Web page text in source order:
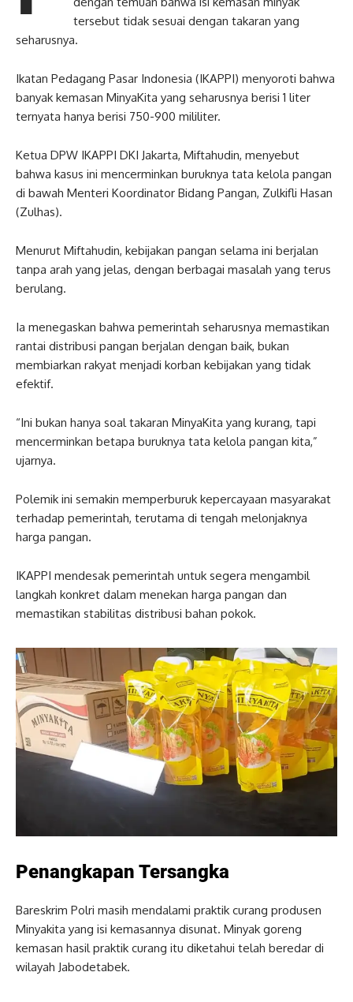
tersebut tidak sesuai dengan takaran yang
seharusnya.
Ikatan Pedagang Pasar Indonesia (IKAPPI) menyoroti bahwa
banyak kemasan MinyaKita yang seharusnya berisi 1 liter
ternyata hanya berisi 750-900 mililiter.
Ketua DPW IKAPPI DKI Jakarta, Miftahudin, menyebut
bahwa kasus ini mencerminkan buruknya tata kelola pangan
di bawah Menteri Koordinator Bidang Pangan, Zulkifli Hasan
(Zulhas).
Menurut Miftahudin, kebijakan pangan selama ini berjalan
tanpa arah yang jelas, dengan berbagai masalah yang terus
berulang.
Ia menegaskan bahwa pemerintah seharusnya memastikan
rantai distribusi pangan berjalan dengan baik, bukan
membiarkan rakyat menjadi korban kebijakan yang tidak
efektif.
“Ini bukan hanya soal takaran MinyaKita yang kurang, tapi
mencerminkan betapa buruknya tata kelola pangan kita,”
ujarnya.
Polemik ini semakin memperburuk kepercayaan masyarakat
terhadap pemerintah, terutama di tengah melonjaknya
harga pangan.
IKAPPI mendesak pemerintah untuk segera mengambil
langkah konkret dalam menekan harga pangan dan
memastikan stabilitas distribusi bahan pokok.
Penangkapan Tersangka
Bareskrim Polri masih mendalami praktik curang produsen
Minyakita yang isi kemasannya disunat. Minyak goreng
kemasan hasil praktik curang itu diketahui telah beredar di
wilayah Jabodetabek.